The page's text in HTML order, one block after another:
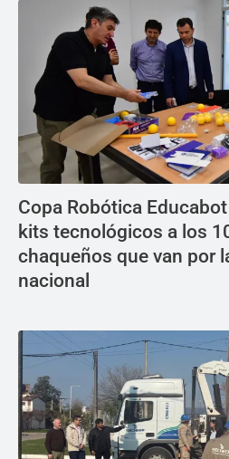
Copa Robótica
kits tecnológicos a los
chaqueños que van por
nacional